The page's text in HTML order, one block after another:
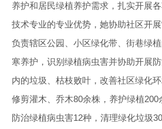
养护和居民绿植养护需求，扎实开展
技术专业的专业优势，她协助社区开展
负责辖区公园、小区绿化带、街巷绿
寒养护，识别绿植病虫害并协助开展
内的垃圾、枯枝败叶，改善社区绿化
修剪灌木、乔木80余株，养护绿植
防治绿植病虫害12种，清理绿化垃圾